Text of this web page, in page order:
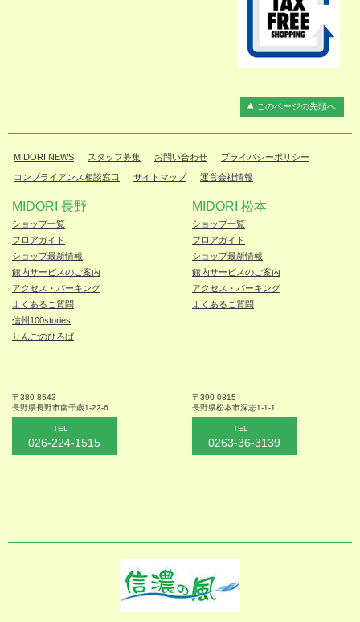
このページの先頭へ
MIDORI NEWS スタッフ募集 お問い合わせ プライバシーポリシー
コンプライアンス相談窓口 サイトマップ 運営会社情報
MIDORI 長野
ショップ一覧
フロアガイド
ショップ最新情報
館内サービスのご案内
アクセス・パーキング
よくあるご質問
信州100stories
りんごのひろば
〒380-8543
長野県長野市南千歳1-22-6
TEL
026-224-1515
MIDORI 松本
ショップ一覧
フロアガイド
ショップ最新情報
館内サービスのご案内
アクセス・パーキング
よくあるご質問
〒390-0815
長野県松本市深志1-1-1
TEL
0263-36-3139